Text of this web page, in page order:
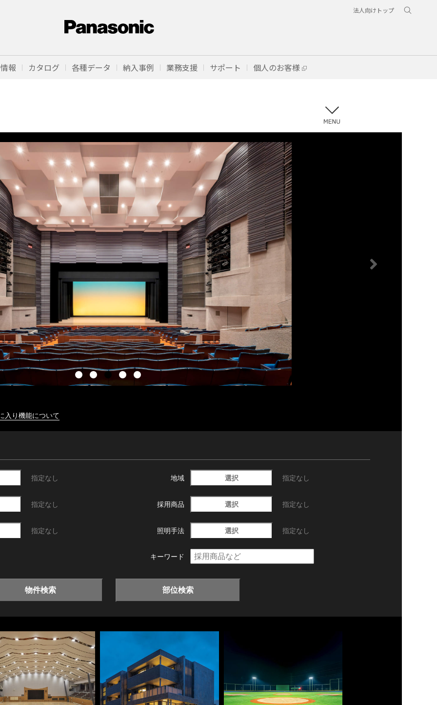
法人向けトップ
報 カタログ 各種データ 納入事例 業務支援 サポート 個人のお客様
入り機能について
指定なし 地域 選択 指定なし
指定なし 採用商品 選択 指定なし
指定なし 照明手法 選択 指定なし
キーワード
物件検索 部位検索